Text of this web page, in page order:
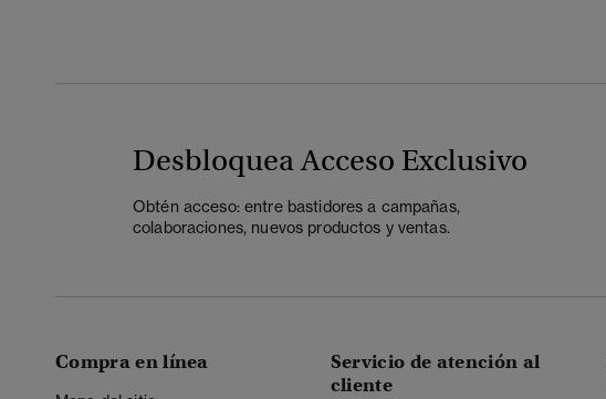
Desbloquea Acceso Exclusivo
Obtén acceso: entre bastidores a campañas,
colaboraciones, nuevos productos y ventas.
Compra en línea
Servicio de atención al
cliente